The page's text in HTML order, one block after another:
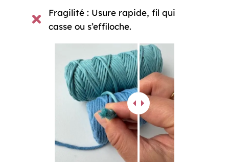
Fragilité : Usure rapide, fil qui
casse ou s’effiloche.